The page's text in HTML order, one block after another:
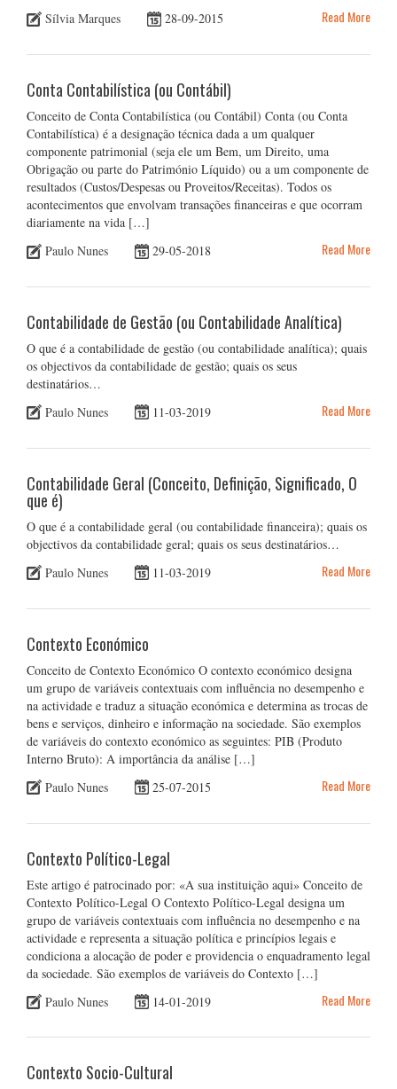
Sílvia Marques
28-09-2015 Read More
Conta Contabilística (ou Contábil)
Conceito de Conta Contabilística (ou Contábil) Conta (ou Conta
Contabilística) é a designação técnica dada a um qualquer
componente patrimonial (seja ele um Bem, um Direito, uma
Obrigação ou parte do Património Líquido) ou a um componente de
resultados (Custos/Despesas ou Proveitos/Receitas). Todos os
acontecimentos que envolvam transações financeiras e que ocorram
diariamente na vida […]
Paulo Nunes
29-05-2018 Read More
Contabilidade de Gestão (ou Contabilidade Analítica)
O que é a contabilidade de gestão (ou contabilidade analítica); quais
os objectivos da contabilidade de gestão; quais os seus
destinatários…
Paulo Nunes
11-03-2019 Read More
Contabilidade Geral (Conceito, Definição, Significado, O
que é)
O que é a contabilidade geral (ou contabilidade financeira); quais os
objectivos da contabilidade geral; quais os seus destinatários…
Paulo Nunes
11-03-2019 Read More
Contexto Económico
Conceito de Contexto Económico O contexto económico designa
um grupo de variáveis contextuais com influência no desempenho e
na actividade e traduz a situação económica e determina as trocas de
bens e serviços, dinheiro e informação na sociedade. São exemplos
de variáveis do contexto económico as seguintes: PIB (Produto
Interno Bruto): A importância da análise […]
Paulo Nunes
25-07-2015 Read More
Contexto Político-Legal
Este artigo é patrocinado por: «A sua instituição aqui» Conceito de
Contexto Político-Legal O Contexto Político-Legal designa um
grupo de variáveis contextuais com influência no desempenho e na
actividade e representa a situação política e princípios legais e
condiciona a alocação de poder e providencia o enquadramento legal
da sociedade. São exemplos de variáveis do Contexto […]
Paulo Nunes
14-01-2019 Read More
Contexto Socio-Cultural